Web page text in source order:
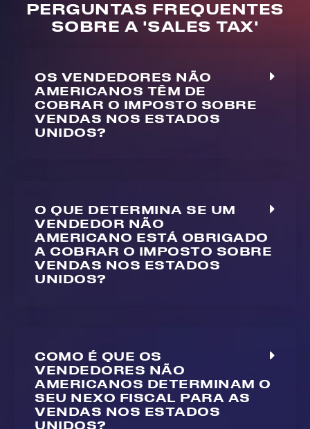
PERGUNTAS FREQUENTES
SOBRE A 'SALES TAX'
OS VENDEDORES NÃO
AMERICANOS TÊM DE
COBRAR O IMPOSTO SOBRE
VENDAS NOS ESTADOS
UNIDOS?
O QUE DETERMINA SE UM
VENDEDOR NÃO
AMERICANO ESTÁ OBRIGADO
A COBRAR O IMPOSTO SOBRE
VENDAS NOS ESTADOS
UNIDOS?
COMO É QUE OS
VENDEDORES NÃO
AMERICANOS DETERMINAM O
SEU NEXO FISCAL PARA AS
VENDAS NOS ESTADOS
UNIDOS?